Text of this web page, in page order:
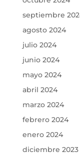
septiembre
agosto 2024
julio 2024
junio 2024
mayo 2024
abril 2024
marzo 2024
febrero 2024
enero 2024
diciembre 2023